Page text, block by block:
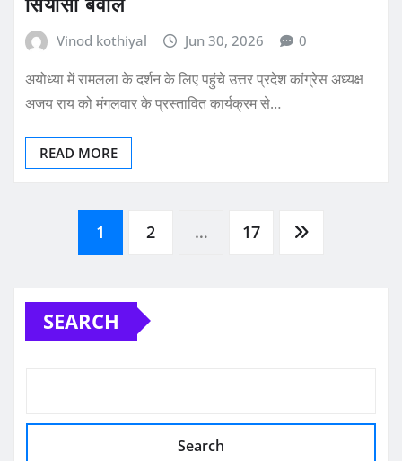
Vinod kothiyal Jun 30, 2026 0
अयोध्या में रामलला के दर्शन के लिए पहुंचे उत्तर प्रदेश कांग्रेस अध्यक्ष
अजय राय को मंगलवार के प्रस्तावित कार्यक्रम से…
READ MORE
Posts
pagination
1 2 … 17
SEARCH
Search